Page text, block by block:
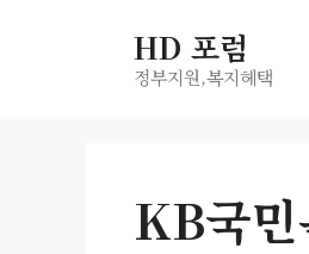
HD 포럼
정부지원,복지헤택
KB국